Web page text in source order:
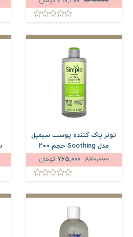
تونر پاک کننده پوست سیمپل
مدل Soothing حجم 200
میلی لیتر870,000
765,000 تومان